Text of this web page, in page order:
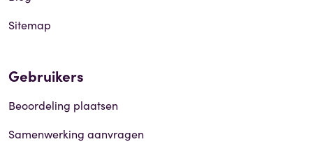
Sitemap
Gebruikers
Beoordeling plaatsen
Samenwerking aanvragen